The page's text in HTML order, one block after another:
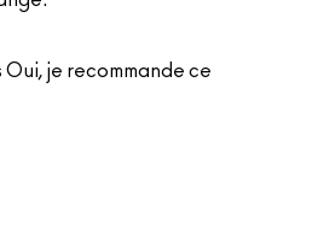
Oui, je recommande ce